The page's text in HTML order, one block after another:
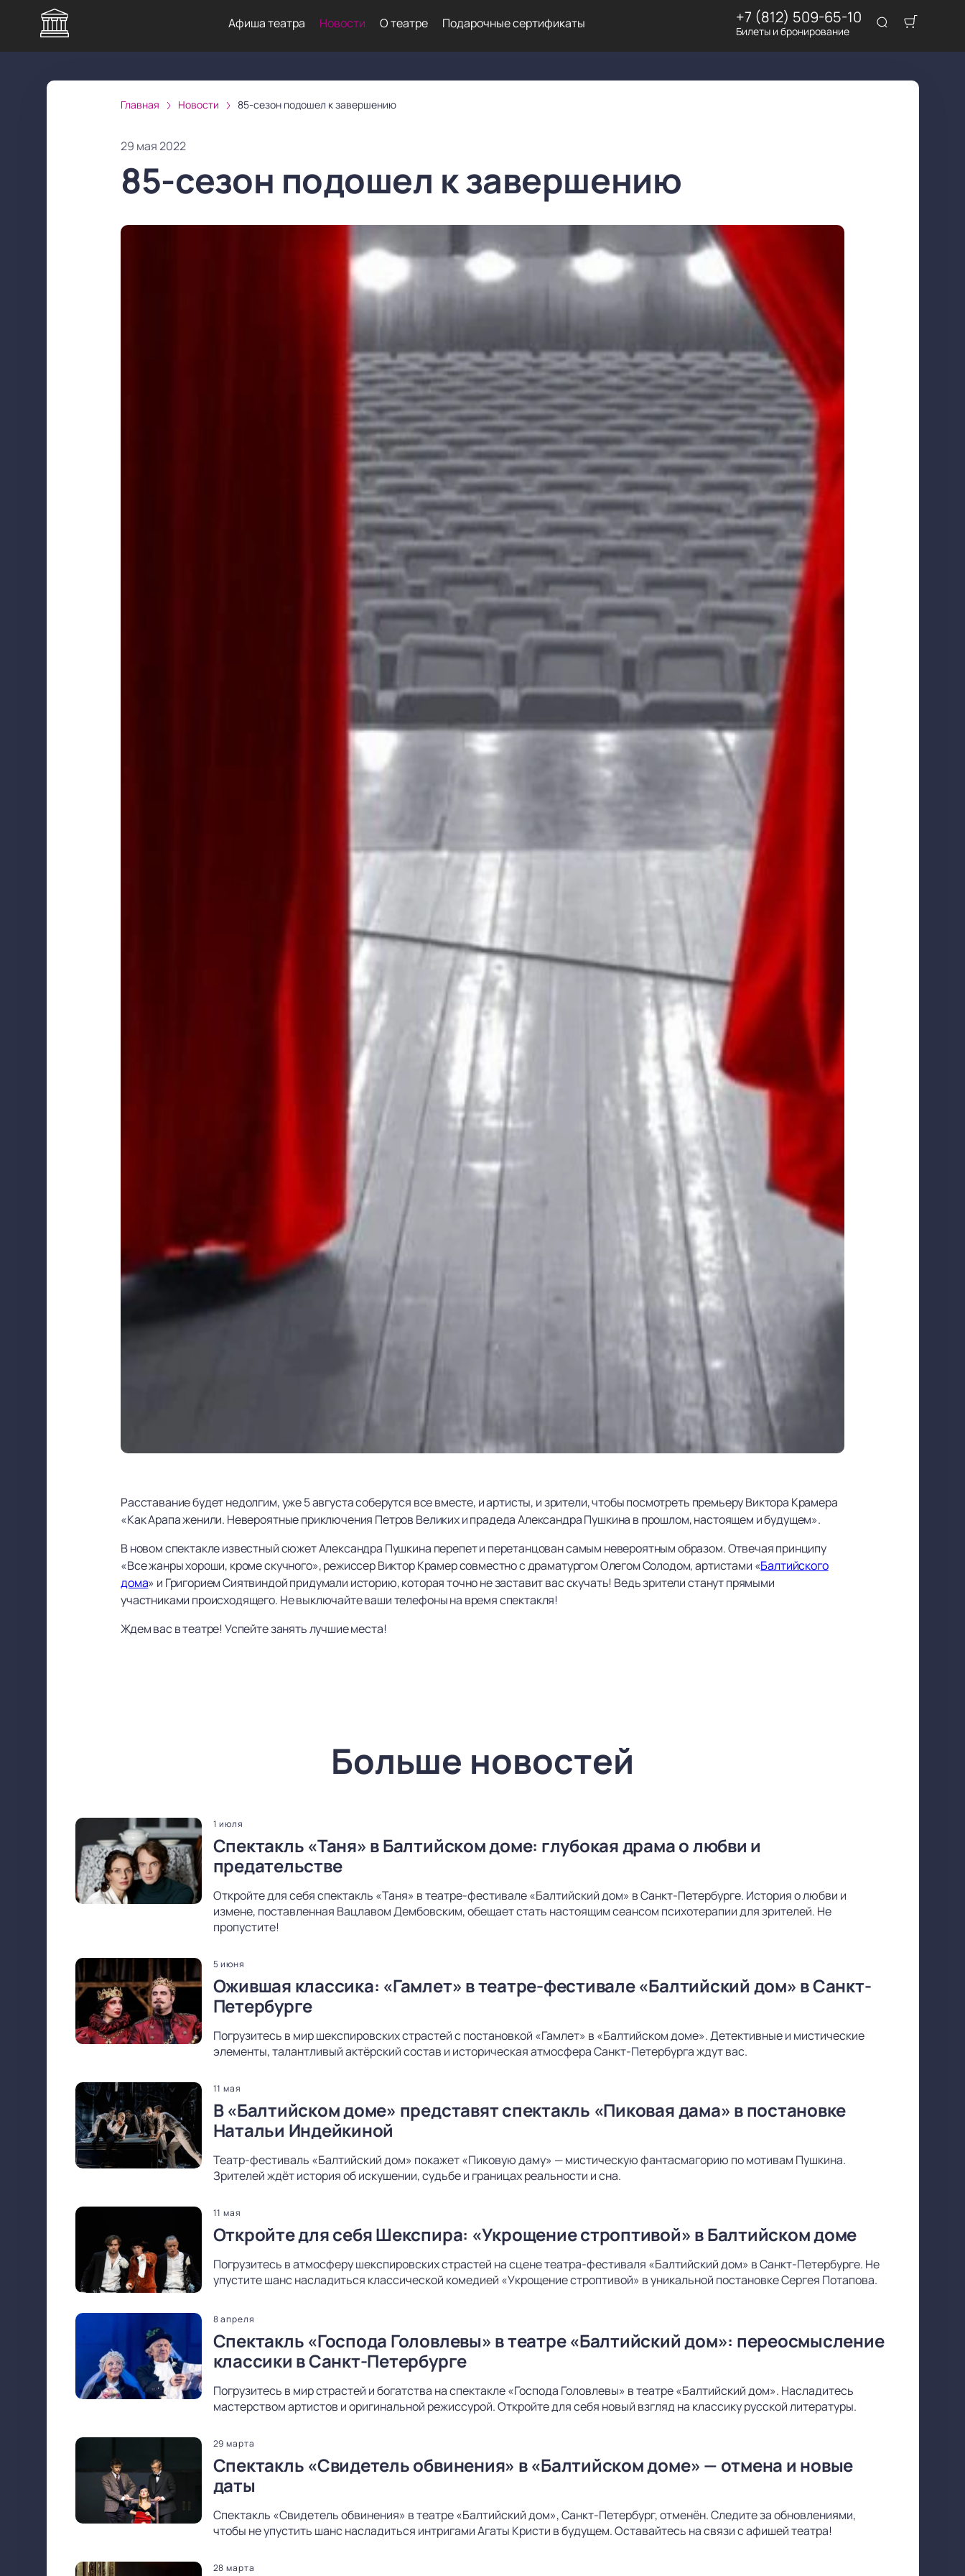
Афиша театра Новости О театре Подарочные сертификаты +7 (812) 509-65-10
Билеты и бронирование
Главная Новости 85-сезон подошел к завершению
29 мая 2022
85-сезон подошел к завершению
Расставание будет недолгим, уже 5 августа соберутся все вместе, и артисты, и зрители, чтобы посмотреть премьеру Виктора Крамера
«Как Арапа женили. Невероятные приключения Петров Великих и прадеда Александра Пушкина в прошлом, настоящем и будущем».
В новом спектакле известный сюжет Александра Пушкина перепет и перетанцован самым невероятным образом. Отвечая принципу
«Все жанры хороши, кроме скучного», режиссер Виктор Крамер совместно с драматургом Олегом Солодом, артистами «Балтийского
дома» и Григорием Сиятвиндой придумали историю, которая точно не заставит вас скучать! Ведь зрители станут прямыми
участниками происходящего. Не выключайте ваши телефоны на время спектакля!
Ждем вас в театре! Успейте занять лучшие места!
Больше новостей
1 июля
Спектакль «Таня» в Балтийском доме: глубокая драма о любви и
предательстве
Откройте для себя спектакль «Таня» в театре-фестивале «Балтийский дом» в Санкт-Петербурге. История о любви и
измене, поставленная Вацлавом Дембовским, обещает стать настоящим сеансом психотерапии для зрителей. Не
пропустите!
5 июня
Ожившая классика: «Гамлет» в театре-фестивале «Балтийский дом» в Санкт-
Петербурге
Погрузитесь в мир шекспировских страстей с постановкой «Гамлет» в «Балтийском доме». Детективные и мистические
элементы, талантливый актёрский состав и историческая атмосфера Санкт-Петербурга ждут вас.
11 мая
В «Балтийском доме» представят спектакль «Пиковая дама» в постановке
Натальи Индейкиной
Театр-фестиваль «Балтийский дом» покажет «Пиковую даму» — мистическую фантасмагорию по мотивам Пушкина.
Зрителей ждёт история об искушении, судьбе и границах реальности и сна.
11 мая
Откройте для себя Шекспира: «Укрощение строптивой» в Балтийском доме
Погрузитесь в атмосферу шекспировских страстей на сцене театра-фестиваля «Балтийский дом» в Санкт-Петербурге. Не
упустите шанс насладиться классической комедией «Укрощение строптивой» в уникальной постановке Сергея Потапова.
8 апреля
Спектакль «Господа Головлевы» в театре «Балтийский дом»: переосмысление
классики в Санкт-Петербурге
Погрузитесь в мир страстей и богатства на спектакле «Господа Головлевы» в театре «Балтийский дом». Насладитесь
мастерством артистов и оригинальной режиссурой. Откройте для себя новый взгляд на классику русской литературы.
29 марта
Спектакль «Свидетель обвинения» в «Балтийском доме» — отмена и новые
даты
Спектакль «Свидетель обвинения» в театре «Балтийский дом», Санкт-Петербург, отменён. Следите за обновлениями,
чтобы не упустить шанс насладиться интригами Агаты Кристи в будущем. Оставайтесь на связи с афишей театра!
28 марта